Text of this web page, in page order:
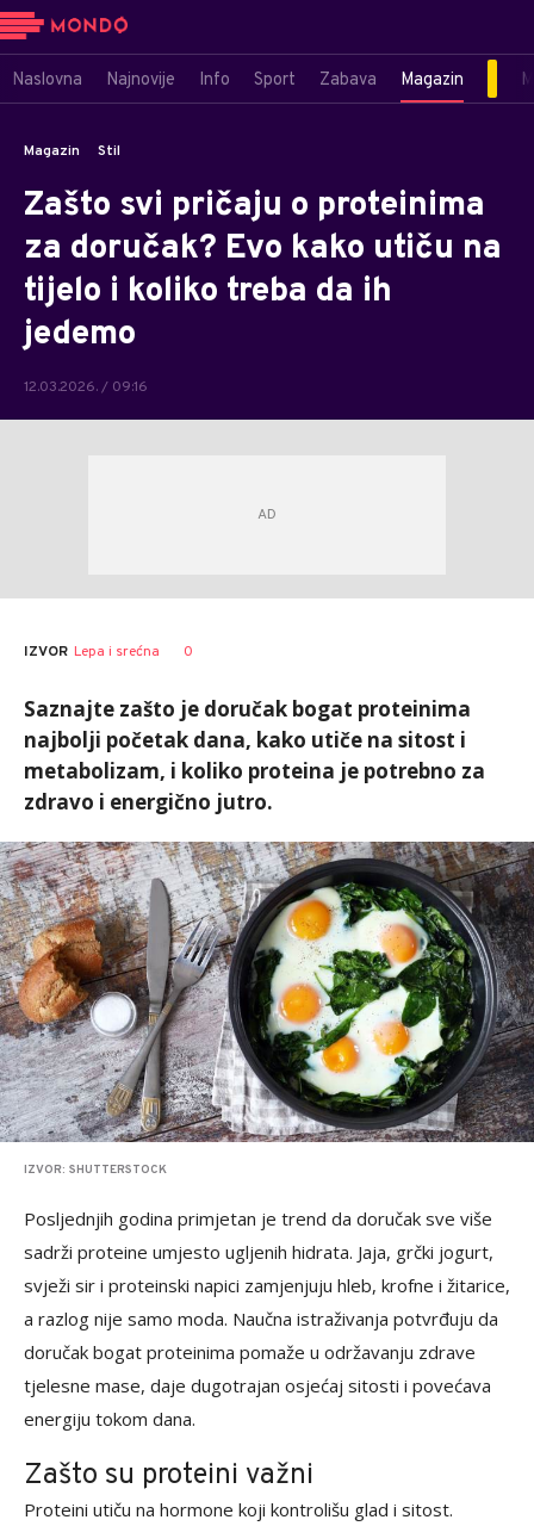
Naslovna Najnovije Info Sport Zabava Magazin
Magazin Stil
Zašto svi pričaju o proteinima
za doručak? Evo kako utiču na
tijelo i koliko treba da ih
jedemo
12.03.2026. / 09:16
IZVOR Lepa i srećna 0
Saznajte zašto je doručak bogat proteinima
najbolji početak dana, kako utiče na sitost i
metabolizam, i koliko proteina je potrebno za
zdravo i energično jutro.
IZVOR: SHUTTERSTOCK
Posljednjih godina primjetan je trend da doručak sve više
sadrži proteine umjesto ugljenih hidrata. Jaja, grčki jogurt,
svježi sir i proteinski napici zamjenjuju hleb, krofne i žitarice,
a razlog nije samo moda. Naučna istraživanja potvrđuju da
doručak bogat proteinima pomaže u održavanju zdrave
tjelesne mase, daje dugotrajan osjećaj sitosti i povećava
energiju tokom dana.
Zašto su proteini važni
Proteini utiču na hormone koji kontrolišu glad i sitost.